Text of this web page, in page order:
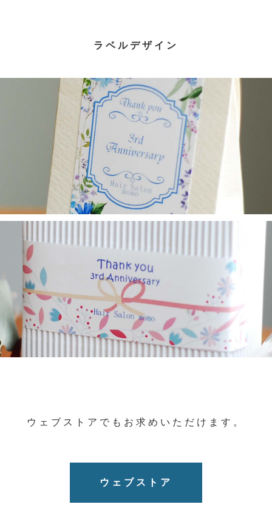
ラベルデザイン
ウェブストアでもお求めいただけます。
ウェブストア